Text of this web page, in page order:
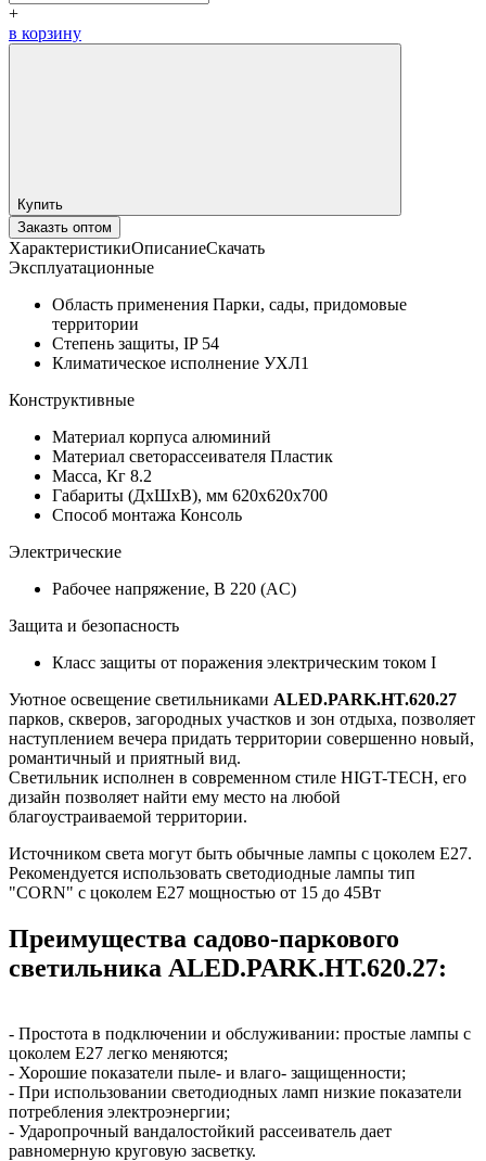
+
в корзину
Купить
Заказть оптом
ХарактеристикиОписаниеСкачать
Эксплуатационные
Область применения Парки, сады, придомовые
территории
Степень защиты, IP 54
Климатическое исполнение УХЛ1
Конструктивные
Материал корпуса алюминий
Материал светорассеивателя Пластик
Масса, Кг 8.2
Габариты (ДхШхВ), мм 620x620x700
Способ монтажа Консоль
Электрические
Рабочее напряжение, В 220 (AC)
Защита и безопасность
Класс защиты от поражения электрическим током I
Уютное освещение светильниками ALED.PARK.HT.620.27
парков, скверов, загородных участков и зон отдыха, позволяет
наступлением вечера придать территории совершенно новый,
романтичный и приятный вид.
Светильник исполнен в современном стиле HIGT-TECH, его
дизайн позволяет найти ему место на любой
благоустраиваемой территории.
Источником света могут быть обычные лампы с цоколем E27.
Рекомендуется использовать светодиодные лампы тип
"CORN" с цоколем E27 мощностью от 15 до 45Вт
Преимущества садово-паркового
светильника ALED.PARK.HT.620.27:
- Простота в подключении и обслуживании: простые лампы с
цоколем E27 легко меняются;
- Хорошие показатели пыле- и влаго- защищенности;
- При использовании светодиодных ламп низкие показатели
потребления электроэнергии;
- Ударопрочный вандалостойкий рассеиватель дает
равномерную круговую засветку.